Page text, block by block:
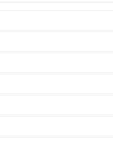
類毎に組立用部品や基本的
材ごとに解体し、回収業